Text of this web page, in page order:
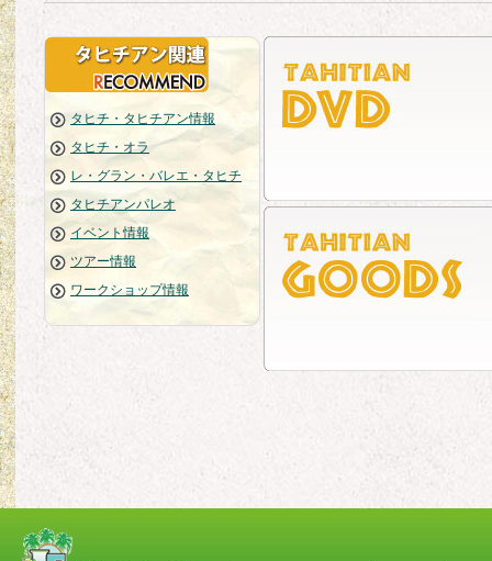
タヒチ・タヒチアン情報
タヒチ・オラ
レ・グラン・バレエ・タヒチ
タヒチアンパレオ
イベント情報
ツアー情報
ワークショップ情報